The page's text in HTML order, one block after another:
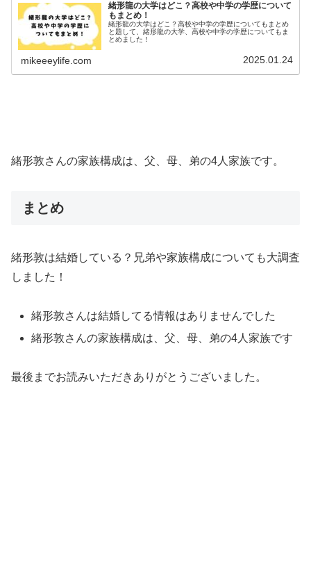
緒形龍の大学はどこ？高校や中学の学歴について
もまとめ！
緒形龍の大学はどこ？高校や中学の学歴についてもまとめ
と題して、緒形龍の大学、高校や中学の学歴についてもま
とめました！
mikeeeylife.com 2025.01.24
緒形敦さんの家族構成は、父、母、弟の4人家族です。
まとめ
緒形敦は結婚している？兄弟や家族構成についても大調査
しました！
緒形敦さんは結婚してる情報はありませんでした
緒形敦さんの家族構成は、父、母、弟の4人家族です
最後までお読みいただきありがとうございました。